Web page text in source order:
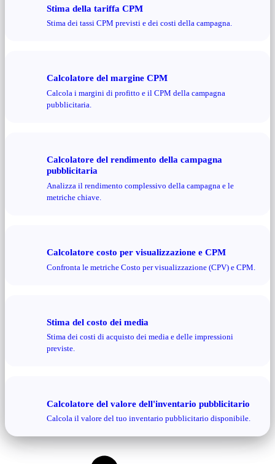
Stima della tariffa CPM
Stima dei tassi CPM previsti e dei costi della campagna.
Calcolatore del margine CPM
Calcola i margini di profitto e il CPM della campagna
pubblicitaria.
Calcolatore del rendimento della campagna
pubblicitaria
Analizza il rendimento complessivo della campagna e le
metriche chiave.
Calcolatore costo per visualizzazione e CPM
Confronta le metriche Costo per visualizzazione (CPV) e CPM.
Stima del costo dei media
Stima dei costi di acquisto dei media e delle impressioni
previste.
Calcolatore del valore dell'inventario pubblicitario
Calcola il valore del tuo inventario pubblicitario disponibile.